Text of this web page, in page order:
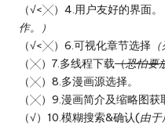
（√<╳）4.用户友好的界面
作。）
（√<╳）6.可视化章节选择
（╳）7.多线程下载（恐怕要
（╳）8.多漫画源选择。
（╳）9.漫画简介及缩略图获
（√）10.模糊搜索&确认(由